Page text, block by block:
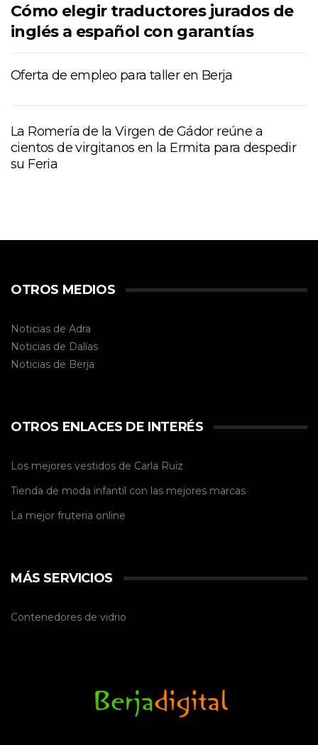
Cómo elegir traductores jurados de
inglés a español con garantías
Oferta de empleo para taller en Berja
La Romería de la Virgen de Gádor reúne a
cientos de virgitanos en la Ermita para despedir
su Feria
OTROS MEDIOS
Noticias de Adra
Noticias de Dalías
Noticias de Berja
OTROS ENLACES DE INTERÉS
Los mejores vestidos de Carla Ruiz
Tienda de moda infantil con las mejores marcas
La mejor fruteria online
MÁS SERVICIOS
Contenedores de vidrio